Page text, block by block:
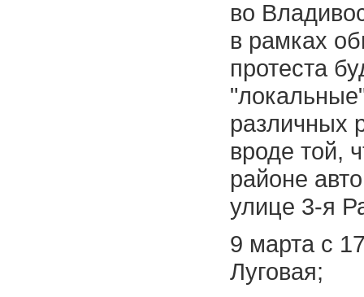
во
в рамках
протеста
различных
вроде той,
районе
улице 3-я
9 марта с
Луговая;